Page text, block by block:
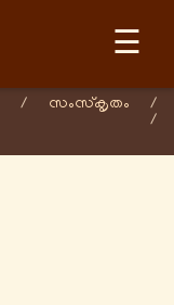
☰
/ സംസ്കൃതം
/
/